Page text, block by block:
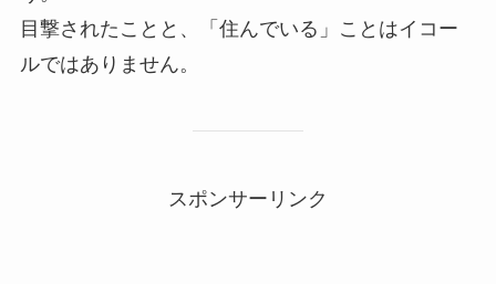
目撃されたことと、「住んでいる」ことはイコー
ルではありません。
スポンサーリンク